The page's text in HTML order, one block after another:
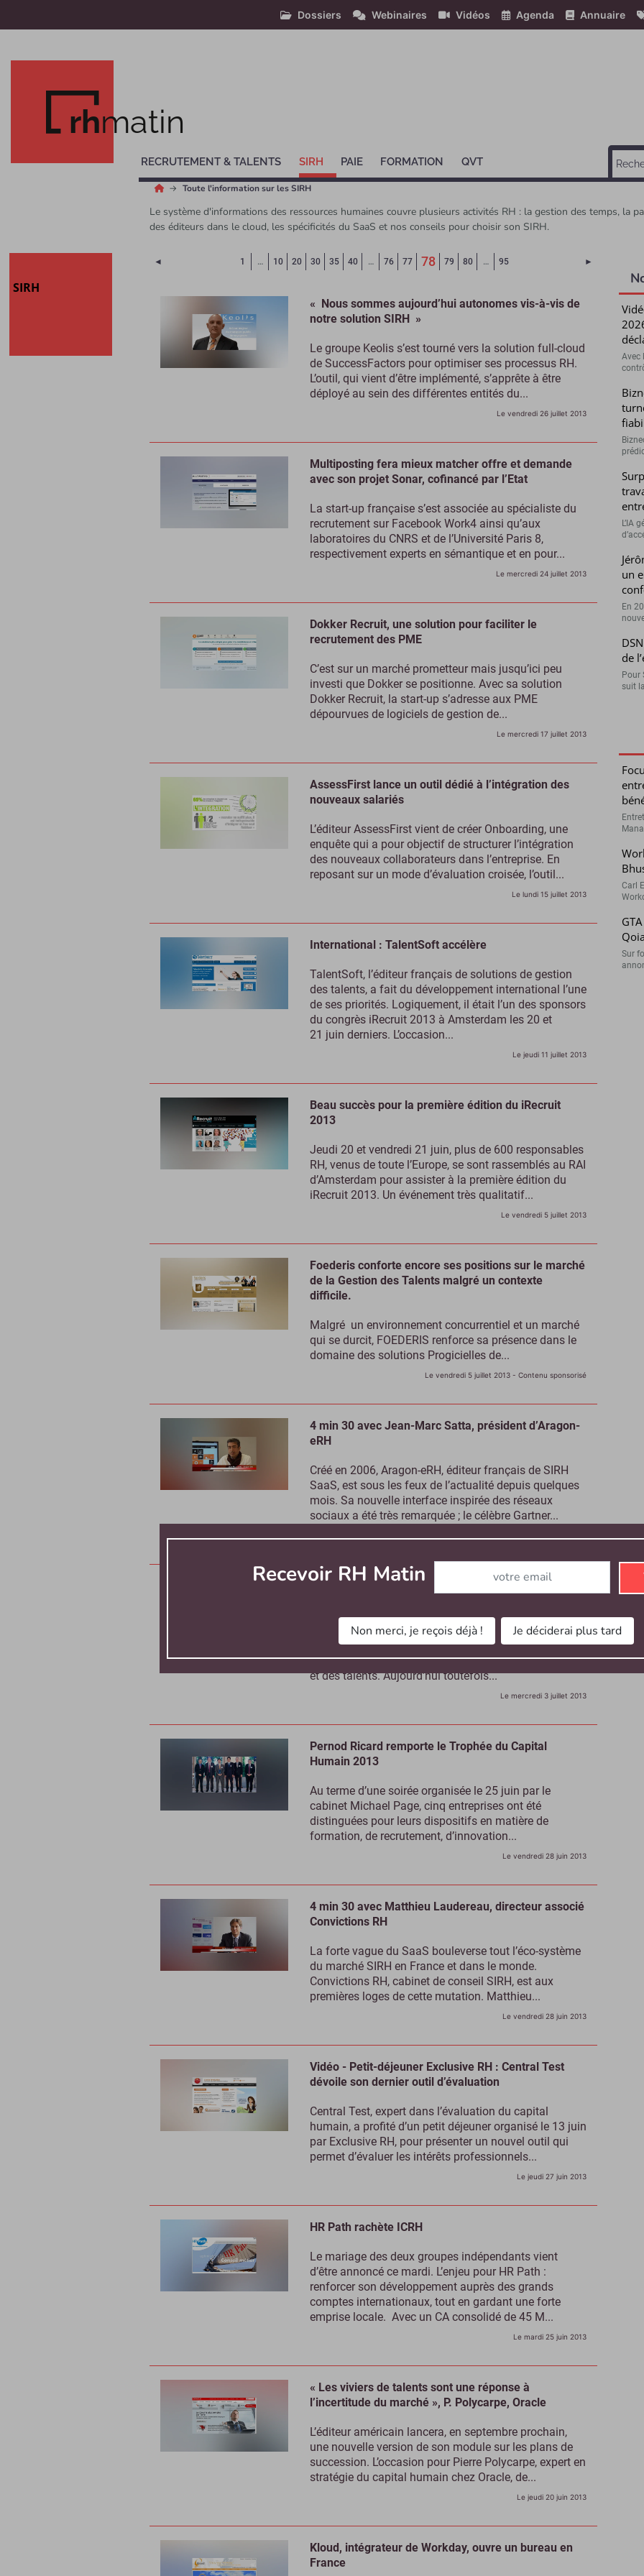
Dossiers Webinaires Vidéos Agenda Annuaire
rhmatin
RECRUTEMENT & TALENTS SIRH PAIE FORMATION QVT
Toute l'information sur les SIRH
Le système d'informations des ressources humaines couvre plusieurs activités RH : la gestion des temps, la
des éditeurs dans le cloud, les spécificités du SaaS et nos conseils pour choisir son SIRH.
SIRH
◄ 1 … 10 20 30 35 40 … 76 77 78(Page courante)
79 80 … 95 ►
« Nous sommes aujourd’hui autonomes vis-à-vis de
notre solution SIRH »
Le groupe Keolis s’est tourné vers la solution full-cloud
de SuccessFactors pour optimiser ses processus RH.
L’outil, qui vient d’être implémenté, s’apprête à être
déployé au sein des différentes entités du...
Le vendredi 26 juillet 2013
Multiposting fera mieux matcher offre et demande
avec son projet Sonar, cofinancé par l’Etat
La start-up française s’est associée au spécialiste du
recrutement sur Facebook Work4 ainsi qu’aux
laboratoires du CNRS et de l’Université Paris 8,
respectivement experts en sémantique et en pour...
Le mercredi 24 juillet 2013
Dokker Recruit, une solution pour faciliter le
recrutement des PME
C’est sur un marché prometteur mais jusqu’ici peu
investi que Dokker se positionne. Avec sa solution
Dokker Recruit, la start-up s’adresse aux PME
dépourvues de logiciels de gestion de...
Le mercredi 17 juillet 2013
AssessFirst lance un outil dédié à l’intégration des
nouveaux salariés
L’éditeur AssessFirst vient de créer Onboarding, une
enquête qui a pour objectif de structurer l’intégration
des nouveaux collaborateurs dans l’entreprise. En
reposant sur un mode d’évaluation croisée, l’outil...
Le lundi 15 juillet 2013
International : TalentSoft accélère
TalentSoft, l’éditeur français de solutions de gestion
des talents, a fait du développement international l’une
de ses priorités. Logiquement, il était l’un des sponsors
du congrès iRecruit 2013 à Amsterdam les 20 et
21 juin derniers. L’occasion...
Le jeudi 11 juillet 2013
Beau succès pour la première édition du iRecruit
2013
Jeudi 20 et vendredi 21 juin, plus de 600 responsables
RH, venus de toute l’Europe, se sont rassemblés au RAI
d’Amsterdam pour assister à la première édition du
iRecruit 2013. Un événement très qualitatif...
Le vendredi 5 juillet 2013
Foederis conforte encore ses positions sur le marché
de la Gestion des Talents malgré un contexte
difficile.
Malgré un environnement concurrentiel et un marché
qui se durcit, FOEDERIS renforce sa présence dans le
domaine des solutions Progicielles de...
Le vendredi 5 juillet 2013 - Contenu sponsorisé
4 min 30 avec Jean-Marc Satta, président d’Aragon-
eRH
Créé en 2006, Aragon-eRH, éditeur français de SIRH
SaaS, est sous les feux de l’actualité depuis quelques
mois. Sa nouvelle interface inspirée des réseaux
sociaux a été très remarquée ; le célèbre Gartner...
Technomedia mise aussi sur son module e-
L’éditeur canadien de solutions RH - désormais en
mode 100 % SaaS - est surtout connu sur le marché
français pour ses modules de gestion de la formation
et des talents. Aujourd’hui toutefois...
Le mercredi 3 juillet 2013
Pernod Ricard remporte le Trophée du Capital
Humain 2013
Au terme d’une soirée organisée le 25 juin par le
cabinet Michael Page, cinq entreprises ont été
distinguées pour leurs dispositifs en matière de
formation, de recrutement, d’innovation...
Le vendredi 28 juin 2013
4 min 30 avec Matthieu Laudereau, directeur associé
Convictions RH
La forte vague du SaaS bouleverse tout l’éco-système
du marché SIRH en France et dans le monde.
Convictions RH, cabinet de conseil SIRH, est aux
premières loges de cette mutation. Matthieu...
Le vendredi 28 juin 2013
Vidéo - Petit-déjeuner Exclusive RH : Central Test
dévoile son dernier outil d’évaluation
Central Test, expert dans l’évaluation du capital
humain, a profité d’un petit déjeuner organisé le 13 juin
par Exclusive RH, pour présenter un nouvel outil qui
permet d’évaluer les intérêts professionnels...
Le jeudi 27 juin 2013
HR Path rachète ICRH
Le mariage des deux groupes indépendants vient
d’être annoncé ce mardi. L’enjeu pour HR Path :
renforcer son développement auprès des grands
comptes internationaux, tout en gardant une forte
emprise locale. Avec un CA consolidé de 45 M...
Le mardi 25 juin 2013
« Les viviers de talents sont une réponse à
l’incertitude du marché », P. Polycarpe, Oracle
L’éditeur américain lancera, en septembre prochain,
une nouvelle version de son module sur les plans de
succession. L’occasion pour Pierre Polycarpe, expert en
stratégie du capital humain chez Oracle, de...
Le jeudi 20 juin 2013
Kloud, intégrateur de Workday, ouvre un bureau en
France
Avec
L’IA
un
En
de
Pour
suit
Recevoir RH Matin Abonnez-vous à notre newsletter
Non merci, je reçois déjà ! Je déciderai plus tard
Carl
Qoia
Sur